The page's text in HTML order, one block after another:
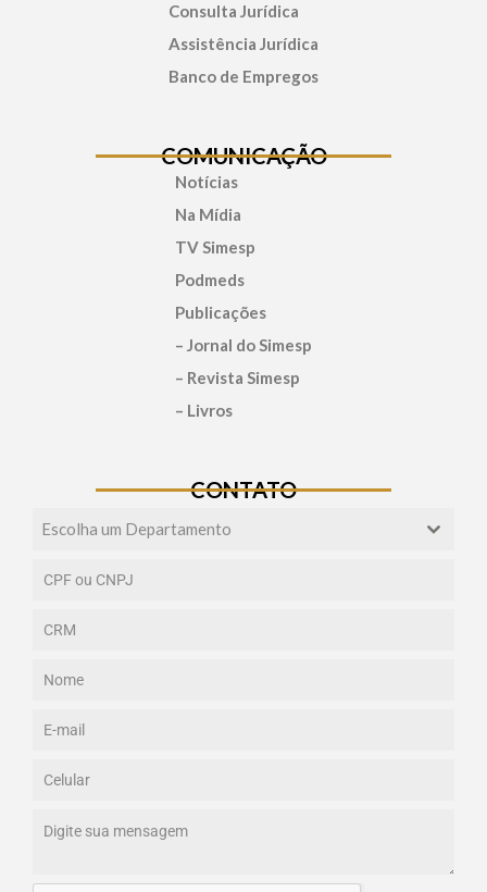
Consulta Jurídica
Assistência Jurídica
Banco de Empregos
COMUNICAÇÃO
Notícias
Na Mídia
TV Simesp
Podmeds
Publicações
– Jornal do Simesp
– Revista Simesp
– Livros
CONTATO
Escolha um Departamento